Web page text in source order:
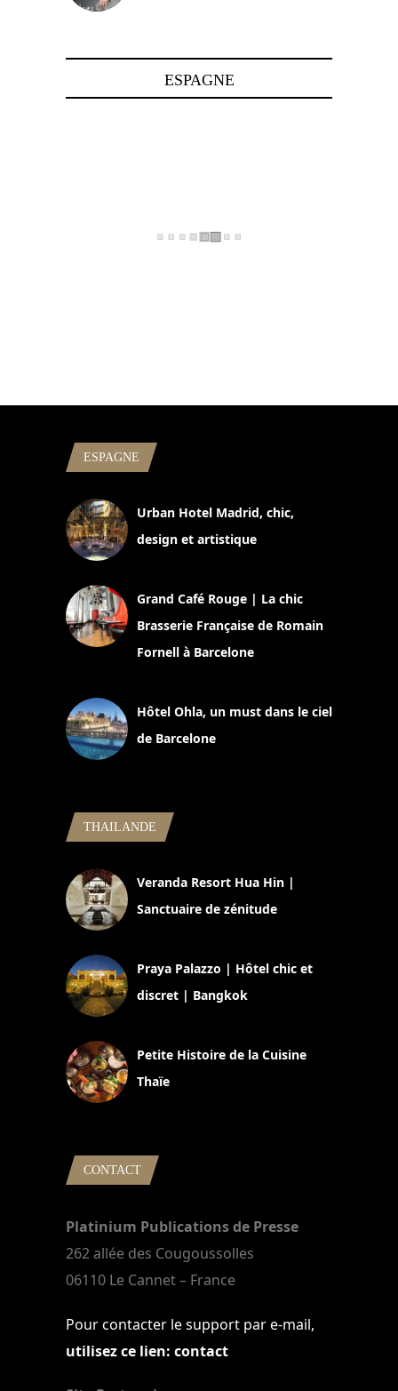
ESPAGNE
ESPAGNE
Urban Hotel Madrid, chic,
design et artistique
Grand Café Rouge | La chic
Brasserie Française de Romain
Fornell à Barcelone
Hôtel Ohla, un must dans le ciel
de Barcelone
THAILANDE
Veranda Resort Hua Hin |
Sanctuaire de zénitude
Praya Palazzo | Hôtel chic et
discret | Bangkok
Petite Histoire de la Cuisine
Thaïe
CONTACT
Platinium Publications de Presse
262 allée des Cougoussolles
06110 Le Cannet – France
Pour contacter le support par e-mail,
utilisez ce lien: contact